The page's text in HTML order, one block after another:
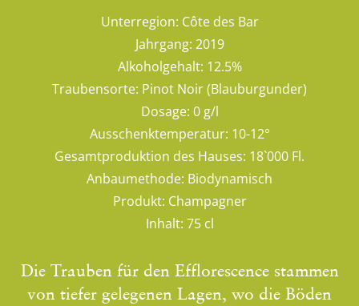
Unterregion: Côte des Bar
Jahrgang: 2019
Alkoholgehalt: 12.5%
Traubensorte: Pinot Noir (Blauburgunder)
Dosage: 0 g/l
Ausschenktemperatur: 10-12°
Gesamtproduktion des Hauses: 18`000 Fl.
Anbaumethode: Biodynamisch
Produkt: Champagner
Inhalt: 75 cl
Die Trauben für den Efflorescence stammen
von tiefer gelegenen Lagen, wo die Böden